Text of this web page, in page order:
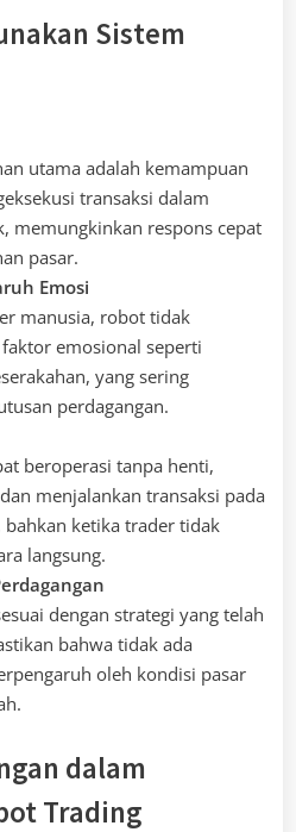
Sistem
utama adalah kemampuan
transaksi dalam
memungkinkan respons cepat
pasar.
Emosi
manusia, robot tidak
emosional seperti
yang sering
perdagangan.
beroperasi tanpa henti,
menjalankan transaksi pada
ketika trader tidak
langsung.
dengan strategi yang telah
bahwa tidak ada
oleh kondisi pasar
dalam
Trading